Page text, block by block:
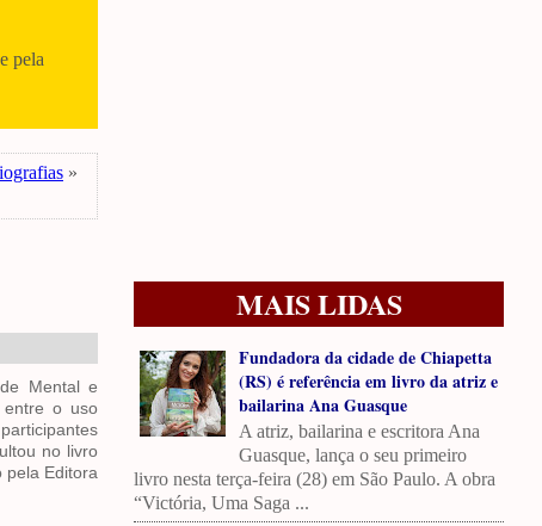
pela
»
Mental e
entre o uso
no livro
pela Editora
MAIS LIDAS
Fundadora da cidade de Chiapetta
(RS) é referência em livro da atriz e
bailarina Ana Guasque
A atriz, bailarina e escritora Ana
Guasque, lança o seu primeiro
livro nesta terça-feira (28) em São Paulo. A obra
“Victória, Uma Saga ...